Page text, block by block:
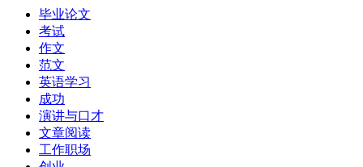
毕业论文
考试
作文
范文
英语学习
成功
演讲与口才
文章阅读
工作职场